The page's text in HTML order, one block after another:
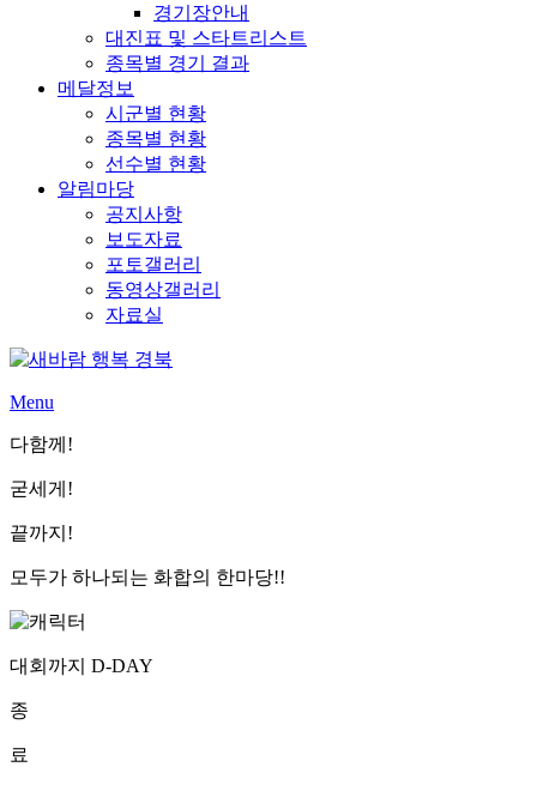
경기장안내
대진표 및 스타트리스트
종목별 경기 결과
메달정보
시군별 현황
종목별 현황
선수별 현황
알림마당
공지사항
보도자료
포토갤러리
동영상갤러리
자료실
Menu
다함께!
굳세게!
끝까지!
모두가 하나되는 화합의 한마당!!
대회까지 D-DAY
종
료